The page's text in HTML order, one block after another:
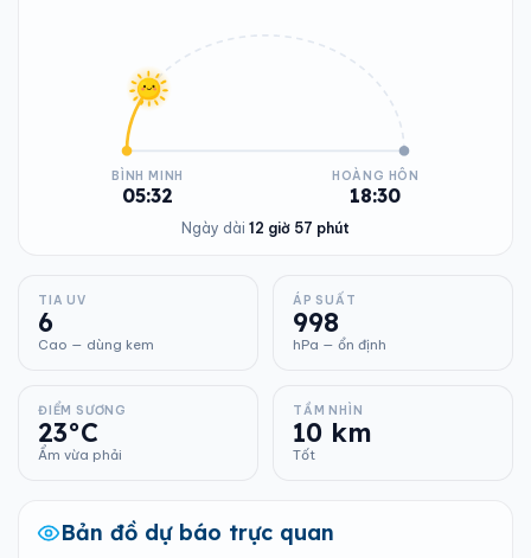
BÌNH MINH
05:32
HOÀNG HÔN
18:30
Ngày dài 12 giờ 57 phút
TIA UV
6
Cao — dùng kem
ÁP SUẤT
998
hPa — ổn định
ĐIỂM SƯƠNG
23°C
Ẩm vừa phải
TẦM NHÌN
10 km
Tốt
Bản đồ dự báo trực quan